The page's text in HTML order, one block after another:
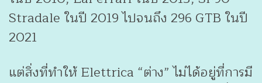
Stradale ในปี 2019 ไปจนถึง 296 GTB ในปี
2021
แต่สิ่งที่ทำให้ Elettrica “ต่าง” ไม่ได้อยู่ที่การมี